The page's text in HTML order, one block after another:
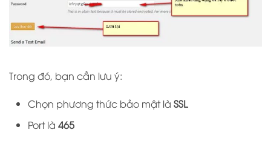
Trong đó, bạn cần lưu ý:
Chọn phương thức bảo mật là SSL
Port là 465